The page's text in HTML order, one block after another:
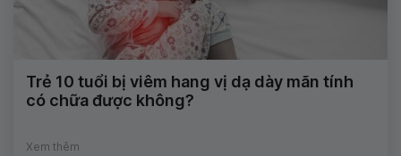
Trẻ 10 tuổi bị viêm hang vị dạ dày mãn tính
có chữa được không?
Xem thêm